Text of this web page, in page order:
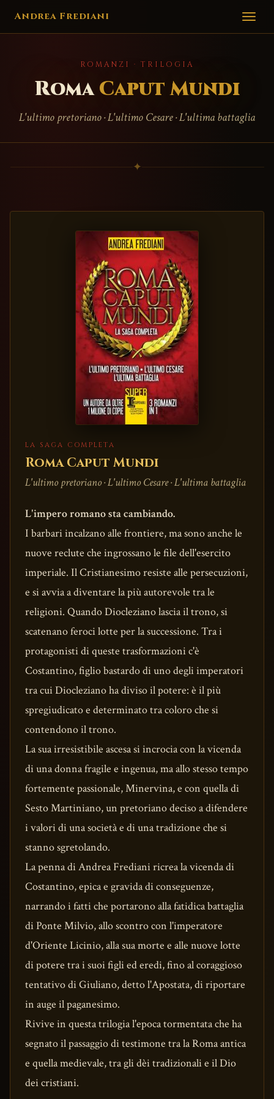
Andrea Frediani
ROMANZI · TRILOGIA
RomaCaput Mundi
L'ultimo pretoriano · L'ultimo Cesare · L'ultima battaglia
✦
LA SAGA COMPLETA
Roma Caput Mundi
L'ultimo pretoriano · L'ultimo Cesare · L'ultima battaglia
L'impero romano sta cambiando.
I barbari incalzano alle frontiere, ma sono anche le
nuove reclute che ingrossano le file dell'esercito
imperiale. Il Cristianesimo resiste alle persecuzioni,
e si avvia a diventare la più autorevole tra le
religioni. Quando Diocleziano lascia il trono, si
scatenano feroci lotte per la successione. Tra i
protagonisti di queste trasformazioni c'è
Costantino, figlio bastardo di uno degli imperatori
tra cui Diocleziano ha diviso il potere: è il più
spregiudicato e determinato tra coloro che si
contendono il trono.
La sua irresistibile ascesa si incrocia con la vicenda
di una donna fragile e ingenua, ma allo stesso tempo
fortemente passionale, Minervina, e con quella di
Sesto Martiniano, un pretoriano deciso a difendere
i valori di una società e di una tradizione che si
stanno sgretolando.
La penna di Andrea Frediani ricrea la vicenda di
Costantino, epica e gravida di conseguenze,
narrando i fatti che portarono alla fatidica battaglia
di Ponte Milvio, allo scontro con l'imperatore
d'Oriente Licinio, alla sua morte e alle nuove lotte
di potere tra i suoi figli ed eredi, fino al coraggioso
tentativo di Giuliano, detto l'Apostata, di riportare
in auge il paganesimo.
Rivive in questa trilogia l'epoca tormentata che ha
segnato il passaggio di testimone tra la Roma antica
e quella medievale, tra gli dèi tradizionali e il Dio
dei cristiani.